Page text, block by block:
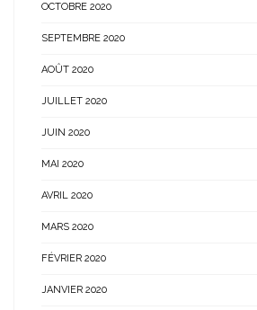
OCTOBRE 2020
SEPTEMBRE 2020
AOÛT 2020
JUILLET 2020
JUIN 2020
MAI 2020
AVRIL 2020
MARS 2020
FÉVRIER 2020
JANVIER 2020